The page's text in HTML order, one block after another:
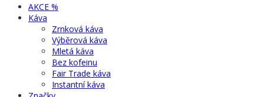
AKCE %
Káva
Zrnková káva
Výběrová káva
Mletá káva
Bez kofeinu
Fair Trade káva
Instantní káva